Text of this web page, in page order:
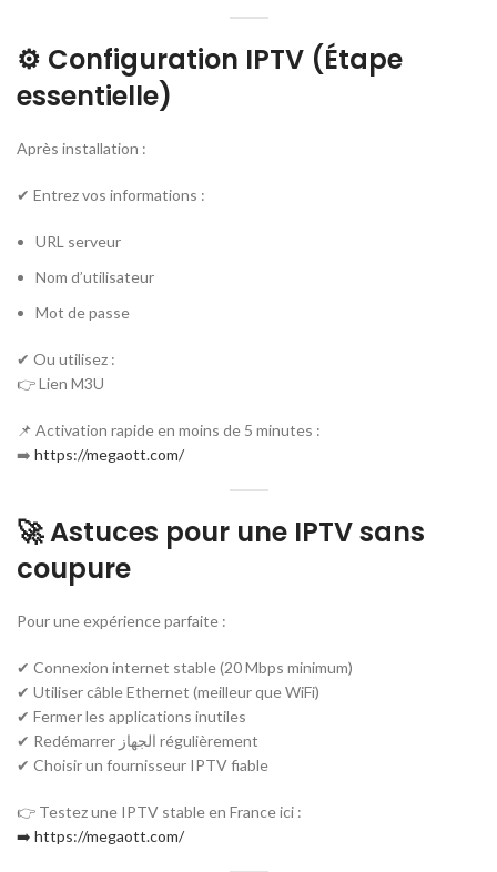
⚙️ Configuration IPTV (Étape
essentielle)
Après installation :
✔ Entrez vos informations :
URL serveur
Nom d’utilisateur
Mot de passe
✔ Ou utilisez :
👉 Lien M3U
📌 Activation rapide en moins de 5 minutes :
➡️ https://megaott.com/
🚀 Astuces pour une IPTV sans
coupure
Pour une expérience parfaite :
✔ Connexion internet stable (20 Mbps minimum)
✔ Utiliser câble Ethernet (meilleur que WiFi)
✔ Fermer les applications inutiles
✔ Redémarrer الجهاز régulièrement
✔ Choisir un fournisseur IPTV fiable
👉 Testez une IPTV stable en France ici :
➡️ https://megaott.com/